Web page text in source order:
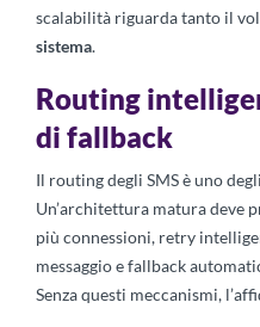
scalabilità riguarda tanto il
sistema.
Routing
di fallback
Il routing degli SMS è uno
Un’architettura matura deve
più connessioni, retry
messaggio e fallback
Senza questi meccanismi,